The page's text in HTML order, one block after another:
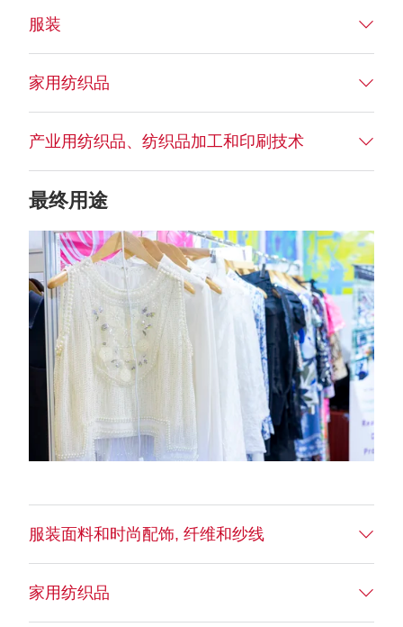
服装
家用纺织品
产业用纺织品、纺织品加工和印刷技术
最终用途
服装面料和时尚配饰, 纤维和纱线
家用纺织品